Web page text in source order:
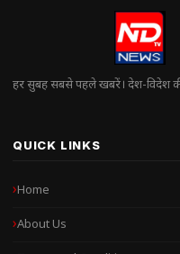
हर सुबह सबसे पहले खबरें। देश-विदेश
QUICK LINKS
Home
About Us